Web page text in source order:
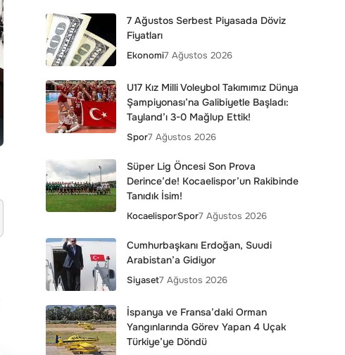
7 Ağustos Serbest Piyasada Döviz
Fiyatları
Ekonomi7 Ağustos 2026
U17 Kız Milli Voleybol Takımımız Dünya
Şampiyonası’na Galibiyetle Başladı:
Tayland’ı 3-0 Mağlup Ettik!
Spor7 Ağustos 2026
Süper Lig Öncesi Son Prova
Derince’de! Kocaelispor’un Rakibinde
Tanıdık İsim!
KocaelisporSpor7 Ağustos 2026
Cumhurbaşkanı Erdoğan, Suudi
Arabistan’a Gidiyor
Siyaset7 Ağustos 2026
İspanya ve Fransa’daki Orman
Yangınlarında Görev Yapan 4 Uçak
Türkiye’ye Döndü